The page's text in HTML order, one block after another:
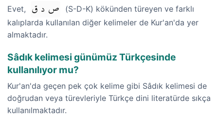
Evet, ص د ق
(S-D-K) kökünden türeyen ve farklı
kalıplarda kullanılan diğer kelimeler de Kur'an'da yer
almaktadır.
Sâdık kelimesi günümüz Türkçesinde
kullanılıyor mu?
Kur'an'da geçen pek çok kelime gibi Sâdık kelimesi de
doğrudan veya türevleriyle Türkçe dini literatürde sıkça
kullanılmaktadır.